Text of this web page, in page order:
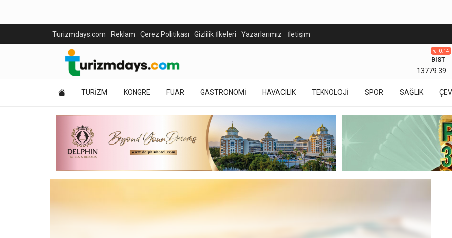
Turizmdays.com Reklam Çerez Politikası Gizlilik İlkeleri Yazarlarımız İletişim
BIST
13779.39
% -0.14
TURİZM KONGRE FUAR GASTRONOMİ HAVACILIK TEKNOLOJİ SPOR SAĞLIK